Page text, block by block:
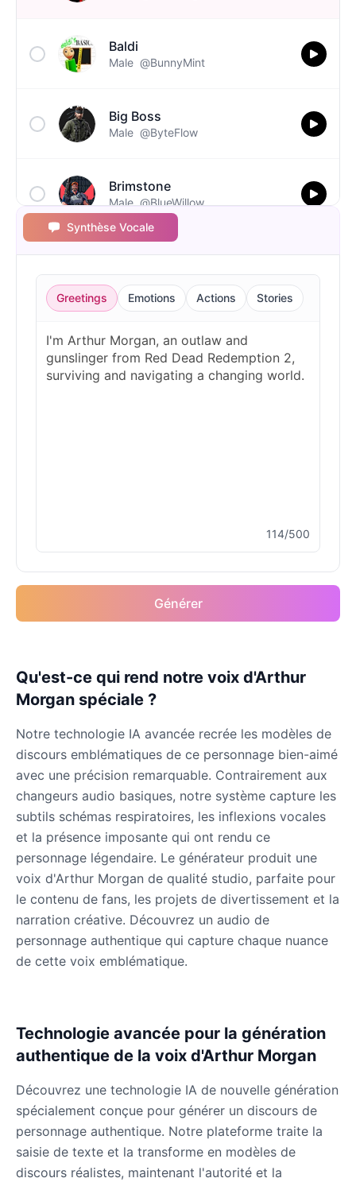
Baldi
Male @BunnyMint
Big Boss
Male @ByteFlow
Brimstone
Male @BlueWillow
C00lkidd
Male @PulseMatrix
Male @ByteFlow
Male @SynthRift
Franklin Clinton
Male @ChillVibes_LA
Gabriel
Male @EchoFlux
GLaDOS
Female @SilentNova
Harley Sawyer
Male @ByteFlow
Jevil
Male @BlueWillow
Jinx
@DreamCompiler
John Marston
Male @SynthRift
Kratos
Male @BunnyMeteor
Leon Kennedy
Synthèse Vocale
Greetings Emotions Actions Stories
114/500
Générer
Qu'est-ce qui rend notre voix d'Arthur
Morgan spéciale ?
Notre technologie IA avancée recrée les modèles de
discours emblématiques de ce personnage bien-aimé
avec une précision remarquable. Contrairement aux
changeurs audio basiques, notre système capture les
subtils schémas respiratoires, les inflexions vocales
et la présence imposante qui ont rendu ce
personnage légendaire. Le générateur produit une
voix d'Arthur Morgan de qualité studio, parfaite pour
le contenu de fans, les projets de divertissement et la
narration créative. Découvrez un audio de
personnage authentique qui capture chaque nuance
de cette voix emblématique.
Technologie avancée pour la génération
authentique de la voix d'Arthur Morgan
Découvrez une technologie IA de nouvelle génération
spécialement conçue pour générer un discours de
personnage authentique. Notre plateforme traite la
saisie de texte et la transforme en modèles de
discours réalistes, maintenant l'autorité et la